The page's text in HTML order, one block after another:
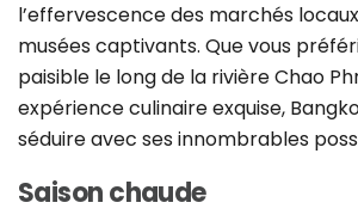
l’effervescence des marchés
musées captivants. Que vous
paisible le long de la rivière Chao
expérience culinaire exquise,
séduire avec ses innombrables
Saison chaude